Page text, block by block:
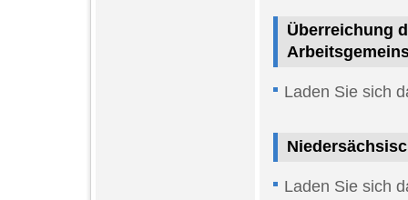
Überreichung
Laden Sie sich
Laden Sie sich